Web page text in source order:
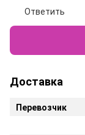
Ответить
Доставка
Перевозчик